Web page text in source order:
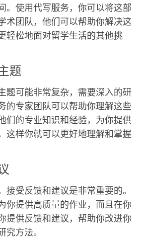
。使用代写服务，你可以将这部
术团队，他们可以帮助你解决这
轻松地面对留学生活的其他挑
题
题可能非常复杂，需要深入的研
的专家团队可以帮助你理解这些
们的专业知识和经验，为你提供
这样你就可以更好地理解和掌握
接受反馈和建议是非常重要的。
你提供高质量的作业，而且在你
提供反馈和建议，帮助你改进你
究方法。